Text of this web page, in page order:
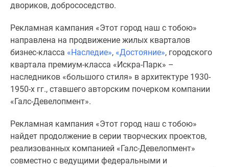
проекте
Контакты
Реклама
сайте
Машино-
места
Апартаменты
#траншевая
двориков, добрососедство.
Рекламная кампания «Этот город наш с тобою»
направлена на продвижение жилых кварталов
бизнес-класса «Наследие», «Достояние», городского
квартала премиум-класса «Искра-Парк» –
наследников «большого стиля» в архитектуре 1930-
1950-х гг., ставшего авторским почерком компании
«Галс-Девелопмент».
Рекламная кампания «Этот город наш с тобою»
найдет продолжение в серии творческих проектов,
реализованных компанией «Галс-Девелопмент»
совместно с ведущими федеральными и